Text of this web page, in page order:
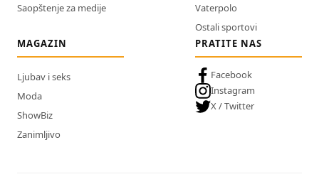
Saopštenje za medije
Vaterpolo
Ostali sportovi
MAGAZIN
Ljubav i seks
Moda
ShowBiz
Zanimljivo
PRATITE NAS
Facebook
Instagram
X / Twitter